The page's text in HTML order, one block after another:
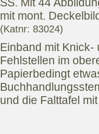
mit mont.
(Katnr: 83024)
Einband mit
Fehlstellen im
Papierbedingt
und die Falttafel